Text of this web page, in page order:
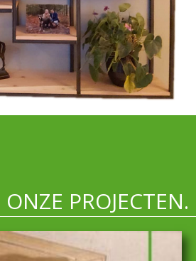
ONZE PROJECTEN.